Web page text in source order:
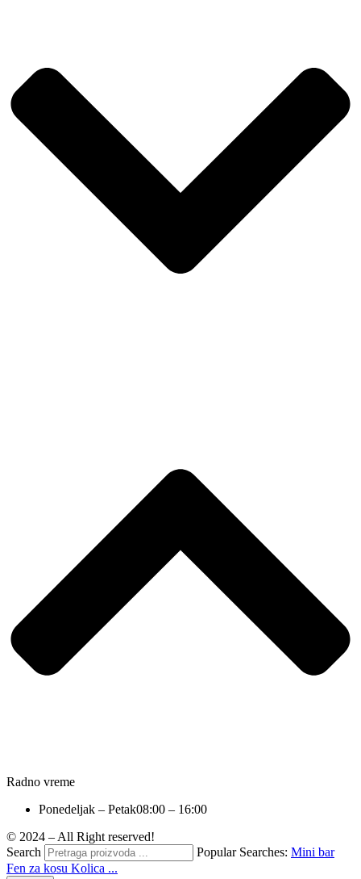
Radno vreme
Ponedeljak – Petak08:00 – 16:00
© 2024 – All Right reserved!
Search
Popular Searches: Mini bar
Fen za kosu Kolica ...